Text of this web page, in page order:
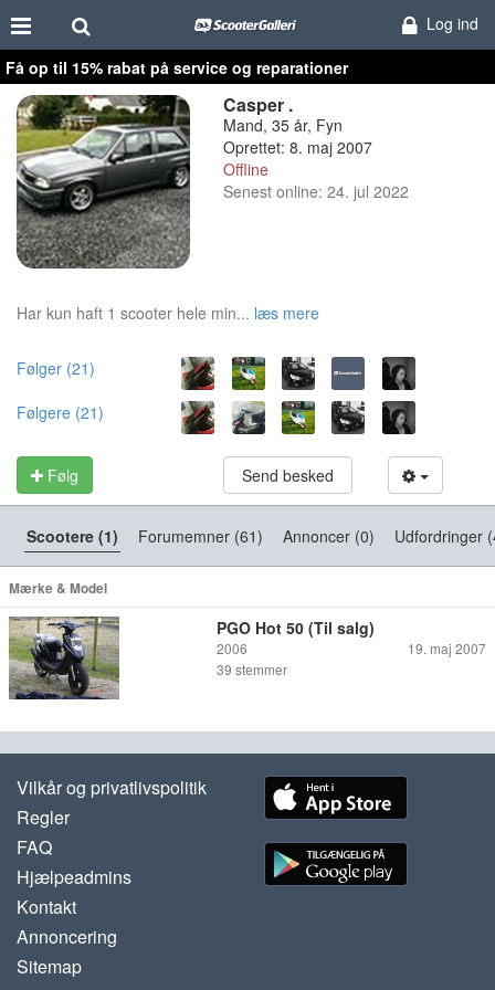
Log ind
Få op til 15% rabat på service og reparationer
Casper .
Mand, 35 år, Fyn
Oprettet: 8. maj 2007
Offline
Senest online: 24. jul 2022
Har kun haft 1 scooter hele min... læs mere
Følger (21)
Følgere (21)
Følg Send besked
Scootere (1) Forumemner (61) Annoncer (0) Udfordringer
Mærke & Model
PGO Hot 50 (Til salg)
2006
19. maj 2007
39 stemmer
Vilkår og privatlivspolitik
Regler
FAQ
Hjælpeadmins
Kontakt
Annoncering
Sitemap